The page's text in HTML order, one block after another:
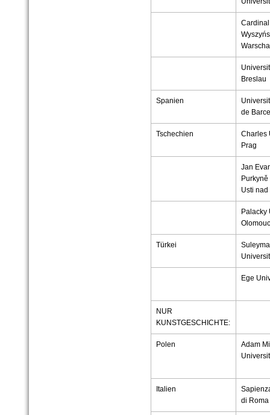
Breslau
Spanien
de
Tschechien
Charles
Prag
Jan
Usti
Palacky
Türkei
Ege
NUR
KUNSTGESCHICHTE:
Polen
Adam
Italien
di Roma